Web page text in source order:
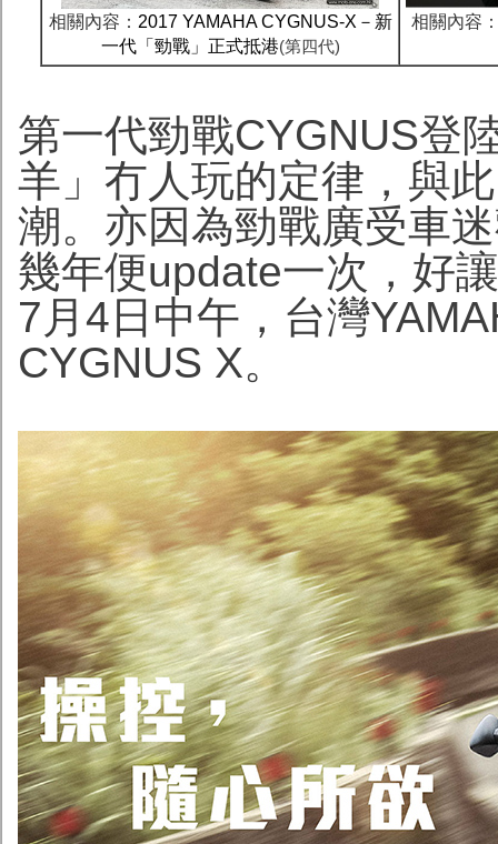
相關內容： 2017 YAMAHA CYGNUS-X－新
一代「勁戰」正式抵港(第四代)
相關內容
第一代勁戰CYGNUS登
羊」冇人玩的定律，與
潮。亦因為勁戰廣受車
幾年便update一次，好
7月4日中午，台灣
CYGNUS X。